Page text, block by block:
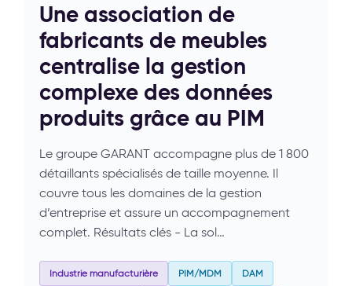
Une association de
fabricants de meubles
centralise la gestion
complexe des données
produits grâce au PIM
Le groupe GARANT accompagne plus de 1 800
détaillants spécialisés de taille moyenne. Il
couvre tous les domaines de la gestion
d’entreprise et assure un accompagnement
complet. Résultats clés - La sol…
Industrie manufacturière PIM/MDM DAM